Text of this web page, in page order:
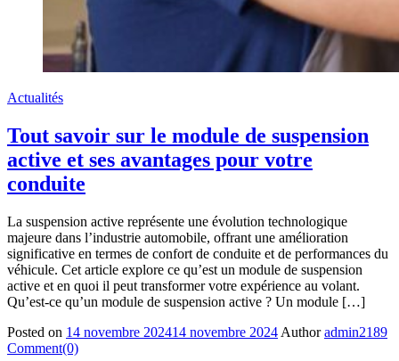
Actualités
Tout savoir sur le module de suspension
active et ses avantages pour votre
conduite
La suspension active représente une évolution technologique
majeure dans l’industrie automobile, offrant une amélioration
significative en termes de confort de conduite et de performances du
véhicule. Cet article explore ce qu’est un module de suspension
active et en quoi il peut transformer votre expérience au volant.
Qu’est-ce qu’un module de suspension active ? Un module […]
Posted on 14 novembre 202414 novembre 2024 Author admin2189
Comment(0)